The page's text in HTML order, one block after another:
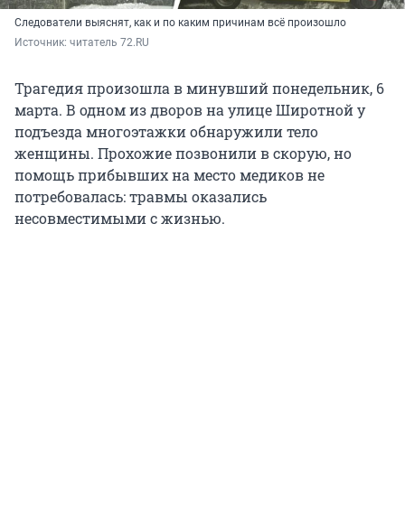
Следователи выяснят, как и по каким причинам всё произошло
Источник: читатель 72.RU
Трагедия произошла в минувший понедельник, 6
марта. В одном из дворов на улице Широтной у
подъезда многоэтажки обнаружили тело
женщины. Прохожие позвонили в скорую, но
помощь прибывших на место медиков не
потребовалась: травмы оказались
несовместимыми с жизнью.